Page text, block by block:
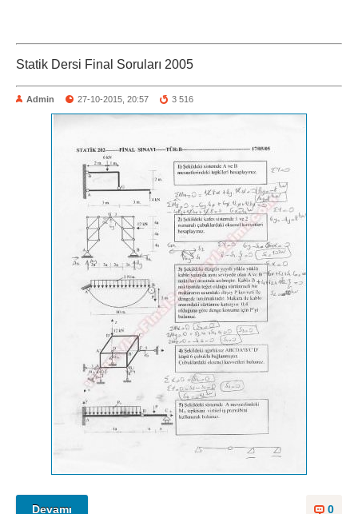
Statik Dersi Final Soruları 2005
Admin 27-10-2015, 20:57 3 516
0
Devamı